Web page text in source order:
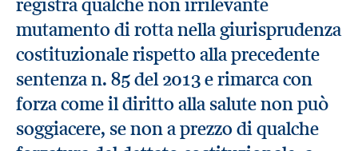
mutamento di rotta nella giurisprudenza
costituzionale rispetto alla precedente
sentenza n. 85 del 2013 e rimarca con
forza come il diritto alla salute non può
soggiacere, se non a prezzo di qualche